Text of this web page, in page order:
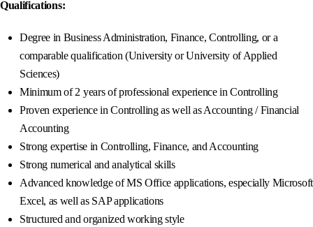
Qualifications:
Degree in Business Administration, Finance, Controlling, or a
comparable qualification (University or University of Applied
Sciences)
Minimum of 2 years of professional experience in Controlling
Proven experience in Controlling as well as Accounting / Financial
Accounting
Strong expertise in Controlling, Finance, and Accounting
Strong numerical and analytical skills
Advanced knowledge of MS Office applications, especially Microsoft
Excel, as well as SAP applications
Structured and organized working style